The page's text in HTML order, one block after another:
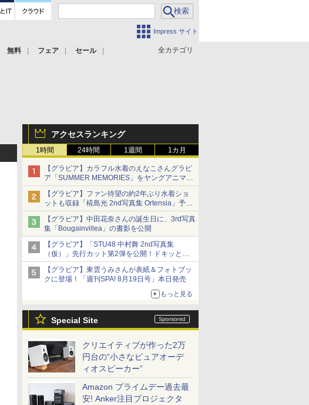
Impress サイト
全カテゴリ
無料 フェア セール
アクセスランキング
1時間 24時間 1週間 1カ月
【グラビア】カラフル水着のえなこさんグラビ
ア「SUMMER MEMORIES」をヤングアニマル
Webで公開中
【グラビア】ファン待望の約2年ぶり水着ショ
ットも収録「椛島光 2nd写真集 Ortensia」予約
受付開始
10月30日発売
【グラビア】中田花奈さんの誕生日に、3rd写真
集「Bougainvillea」の書影を公開
【グラビア】「STU48 中村舞 2nd写真集
（仮）」先行カット第2弾を公開！ドキッとす
るランジェリーカットなど新たな挑戦
【グラビア】東雲うみさんが表紙＆フォトブッ
クに登場！「週刊SPA! 8月19日号」本日発売
もっと見る
Special Site
クリエイティブが作った2万
円台の“小さなピュアオーデ
ィオスピーカー”
Amazon プライムデー過去最
安! Anker注目プロジェクタ